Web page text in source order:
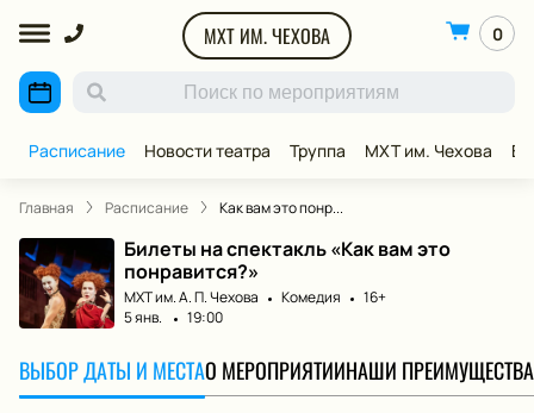
МХТ ИМ. ЧЕХОВА 0
Расписание Новости театра Труппа МХТ им. Чехова
Главная Расписание Как вам это понр...
Билеты на спектакль «Как вам это
понравится?»
МХТ им. А. П. Чехова Комедия
16+
5 янв.
19:00
ВЫБОР ДАТЫ И МЕСТАО МЕРОПРИЯТИИНАШИ ПРЕИМУЩЕСТВА